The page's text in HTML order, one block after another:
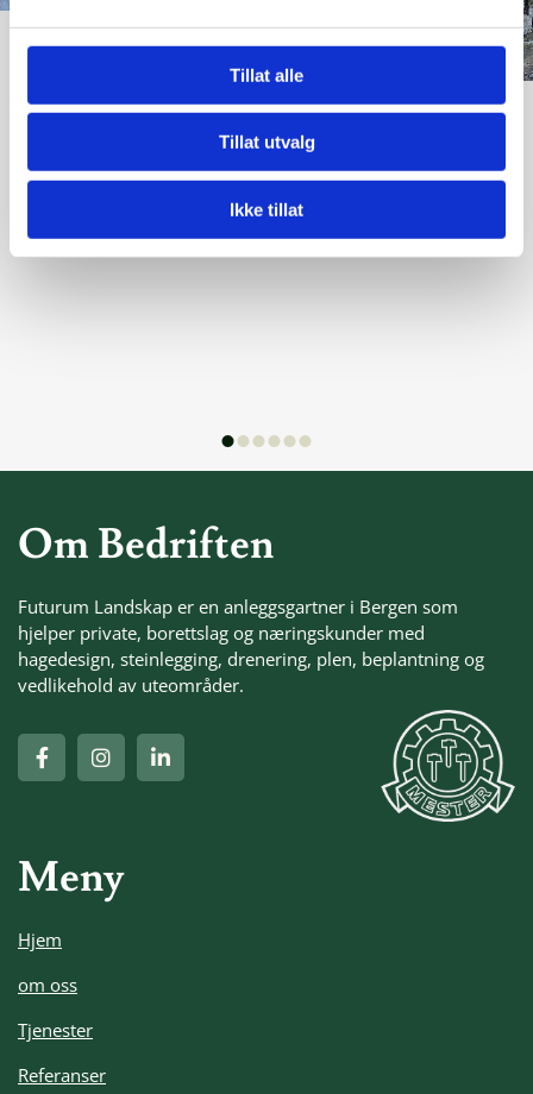
Tillat alle
Tillat utvalg
Ikke tillat
Om Bedriften
Futurum Landskap er en anleggsgartner i Bergen som
hjelper private, borettslag og næringskunder med
hagedesign, steinlegging, drenering, plen, beplantning og
vedlikehold av uteområder.
Meny
Hjem
om oss
Tjenester
Referanser